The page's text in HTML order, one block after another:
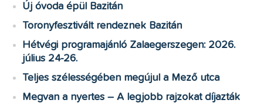
Új óvoda épül Bazitán
Toronyfesztivált rendeznek Bazitán
Hétvégi programajánló Zalaegerszegen: 2026.
július 24-26.
Teljes szélességében megújul a Mező utca
Megvan a nyertes – A legjobb rajzokat díjazták